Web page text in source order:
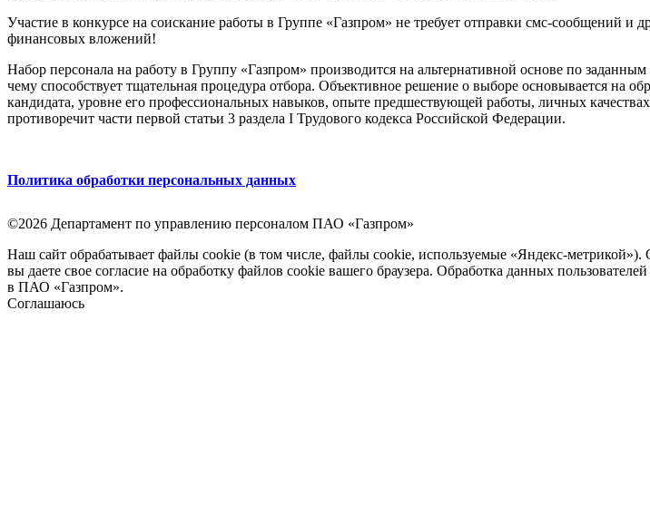
Участие в конкурсе на соискание работы в Группе «Газпром» не требует отправки смс-сообщений и
финансовых вложений!
Набор персонала на работу в Группу «Газпром» производится на альтернативной основе по заданным
чему способствует тщательная процедура отбора. Объективное решение о выборе основывается на
кандидата, уровне его профессиональных навыков, опыте предшествующей работы, личных
противоречит части первой статьи 3 раздела I Трудового кодекса Российской Федерации.
Политика обработки персональных данных
©2026 Департамент по управлению персоналом ПАО «Газпром»
Наш сайт обрабатывает файлы cookie (в том числе, файлы cookie, используемые «Яндекс-
вы даете свое согласие на обработку файлов cookie вашего браузера. Обработка данных
в ПАО «Газпром».
Соглашаюсь